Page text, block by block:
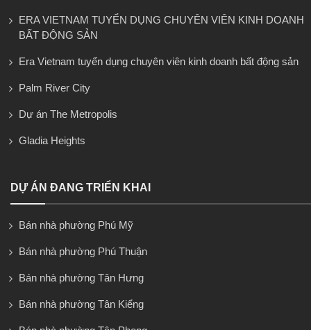
ERA VIETNAM TUYỂN DỤNG CHUYÊN VIÊN KINH DOANH
BẤT ĐỘNG SẢN
Era Vietnam tuyển dụng chuyên viên kinh doanh bất động sản
Palm River City
Dự án The Metropolis
Gladia Heights
DỰ ÁN ĐANG TRIỂN KHAI
Bán nhà phường Phú Mỹ
Bán nhà phường Phú Thuận
Bán nhà phường Tân Hưng
Bán nhà phường Tân Kiểng